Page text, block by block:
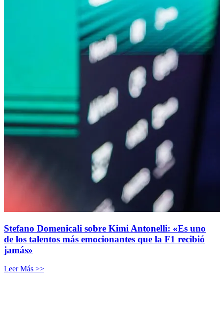
Stefano Domenicali sobre Kimi Antonelli: «Es uno
de los talentos más emocionantes que la F1 recibió
jamás»
Leer Más >>